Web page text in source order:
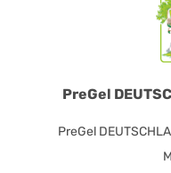
PreGel
PreGel